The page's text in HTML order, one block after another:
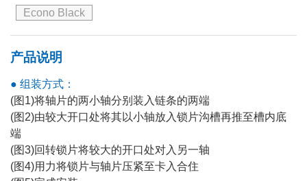
Econo Black
产品说明
● 组装方式：
(图1)将轴片的两小轴分别装入链条的两端
(图2)由较大开口处将其以小轴放入锁片沟槽再推至槽内底
端
(图3)回转锁片将较大的开口处对入另一轴
(图4)用力将锁片与轴片压紧至卡入合住